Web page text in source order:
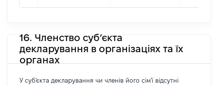
16. Членство суб’єкта
декларування в організаціях та їх
органах
У суб'єкта декларування чи членів його сім'ї відсутні